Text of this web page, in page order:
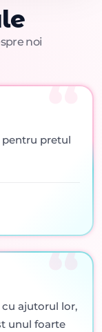
noi
pentru pretul
ajutorul lor,
unul foarte